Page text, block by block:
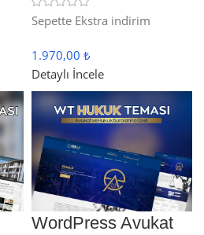
Sepette Ekstra indirim
1.970,00 ₺
Detaylı İncele
WordPress Avukat